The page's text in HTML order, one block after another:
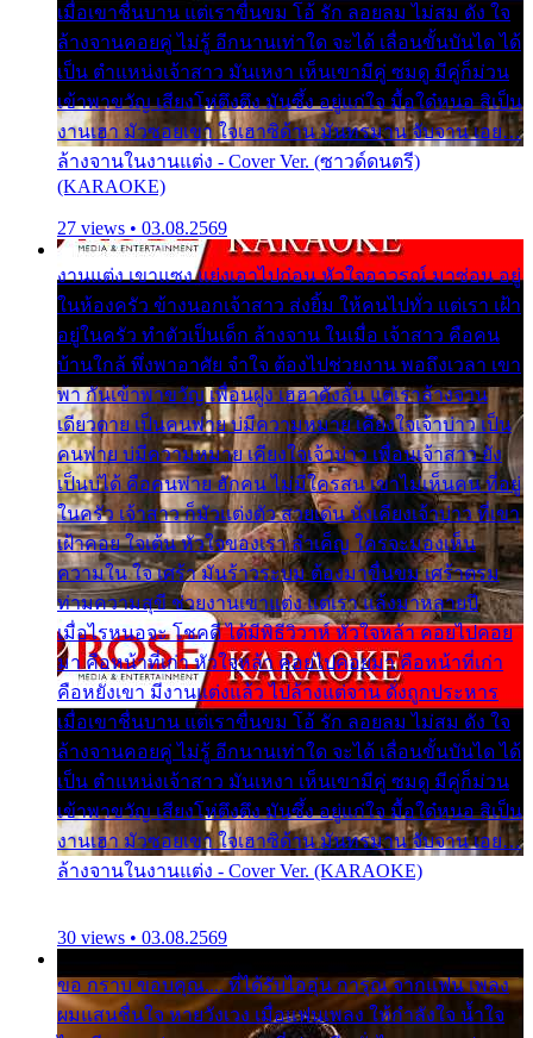
เมื่อเขาชื่นบาน แต่เราขื่นขม โอ้ รัก ลอยลม ไม่สม ดัง ใจ
ล้างจานคอยคู่ ไม่รู้ อีกนานเท่าใด จะได้ เลื่อนขั้นบันได ได้
เป็น ตำแหน่งเจ้าสาว มันเหงา เห็นเขามีคู่ ซมดู มีคู่ก็ม่วน
เข้าพาขวัญ เสียงโห่ตึงตึง มันซึ้ง อยู่แก่ใจ มื้อใด๋หนอ สิเป็น
งานเฮา มัวซอยเขา ใจเฮาซิด้าน มันทรมาน จับจาน เอย…
ล้างจานในงานแต่ง - Cover Ver. (ซาวด์ดนตรี)
(KARAOKE)
27 views • 03.08.2569
งานแต่ง เขาแซง แย่งเอาไปก่อน หัวใจอาวรณ์ มาซ่อน อยู่
ในห้องครัว ข้างนอกเจ้าสาว ส่งยิ้ม ให้คนไปทั่ว แต่เรา เฝ้า
อยู่ในครัว ทำตัวเป็นเด็ก ล้างจาน ในเมื่อ เจ้าสาว คือคน
บ้านใกล้ พึ่งพาอาศัย จำใจ ต้องไปช่วยงาน พอถึงเวลา เขา
พา กันเข้าพาขวัญ เพื่อนฝูง เฮฮาดังลั่น แต่เราล้างจาน
เดียวดาย เป็นคนพ่าย บ่มีความหมาย เคียงใจเจ้าบ่าว เป็น
คนพ่าย บ่มีความหมาย เคียงใจเจ้าบ่าว เพื่อนเจ้าสาว ยัง
เป็นบ่ได้ คือคนพ่าย ฮักคน ไม่มีใครสน เขาไม่เห็นคน ที่อยู่
ในครัว เจ้าสาว ก็มัวแต่งตัว สวยเด่น นั่งเคียงเจ้าบ่าว ที่เขา
เฝ้าคอย ใจเต้น หัวใจของเรา ลำเค็ญ ใครจะมองเห็น
ความใน ใจ เศร้า มันร้าวระบม ต้องมาขื่นขม เศร้าตรม
ท่ามความสุขี ช่วยงานเขาแต่ง แต่เรา แล้งมาหลายปี
เมื่อไรหนอจะ โชคดี ได้มีพิธีวิวาห์ หัวใจหล้า คอยไปคอย
มา คือหน้าที่เก่า หัวใจหล้า คอยไปคอยมา คือหน้าที่เก่า
คือหยังเขา มีงานแต่งแล้ว ไปล้างแต่จาน ดั่งถูกประหาร
เมื่อเขาชื่นบาน แต่เราขื่นขม โอ้ รัก ลอยลม ไม่สม ดัง ใจ
ล้างจานคอยคู่ ไม่รู้ อีกนานเท่าใด จะได้ เลื่อนขั้นบันได ได้
เป็น ตำแหน่งเจ้าสาว มันเหงา เห็นเขามีคู่ ซมดู มีคู่ก็ม่วน
เข้าพาขวัญ เสียงโห่ตึงตึง มันซึ้ง อยู่แก่ใจ มื้อใด๋หนอ สิเป็น
งานเฮา มัวซอยเขา ใจเฮาซิด้าน มันทรมาน จับจาน เอย…
ล้างจานในงานแต่ง - Cover Ver. (KARAOKE)
30 views • 03.08.2569
ขอ กราบ ขอบคุณ.... ที่ได้รับไออุ่น การุณ จากแฟน เพลง
ผมแสนชื่นใจ หายวังเวง เมื่อแฟนเพลง ให้กำลังใจ น้ำใจ